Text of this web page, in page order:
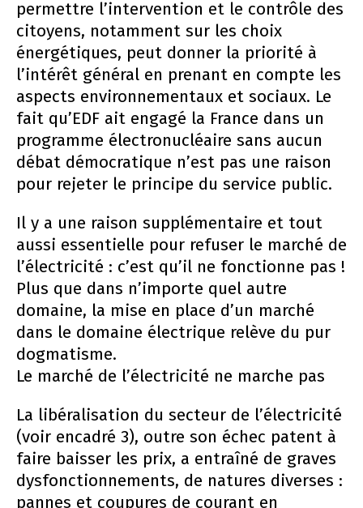
permettre l’intervention et le contrôle des
citoyens, notamment sur les choix
énergétiques, peut donner la priorité à
l’intérêt général en prenant en compte les
aspects environnementaux et sociaux. Le
fait qu’EDF ait engagé la France dans un
programme électronucléaire sans aucun
débat démocratique n’est pas une raison
pour rejeter le principe du service public.
Il y a une raison supplémentaire et tout
aussi essentielle pour refuser le marché de
l’électricité : c’est qu’il ne fonctionne pas !
Plus que dans n’importe quel autre
domaine, la mise en place d’un marché
dans le domaine électrique relève du pur
dogmatisme.
Le marché de l’électricité ne marche pas
La libéralisation du secteur de l’électricité
(voir encadré 3), outre son échec patent à
faire baisser les prix, a entraîné de graves
dysfonctionnements, de natures diverses :
pannes et coupures de courant en